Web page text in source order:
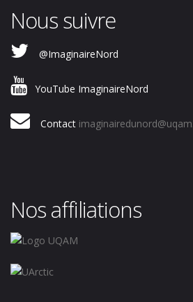
Nous suivre
@ImaginaireNord
YouTube ImaginaireNord
Contact
Nos affiliations